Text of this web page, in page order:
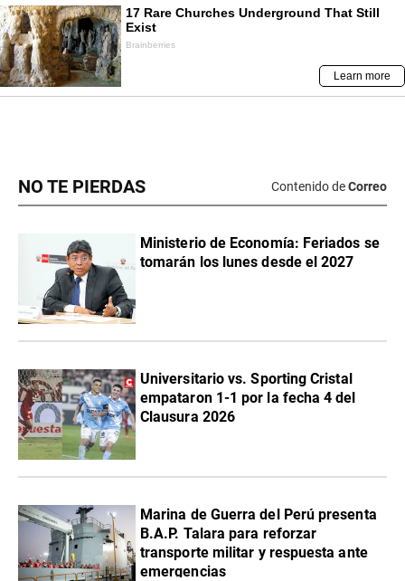
NO TE PIERDAS Contenido deCorreo
Ministerio de Economía: Feriados se
tomarán los lunes desde el 2027
Universitario vs. Sporting Cristal
empataron 1-1 por la fecha 4 del
Clausura 2026
Marina de Guerra del Perú presenta
B.A.P. Talara para reforzar
transporte militar y respuesta ante
emergencias